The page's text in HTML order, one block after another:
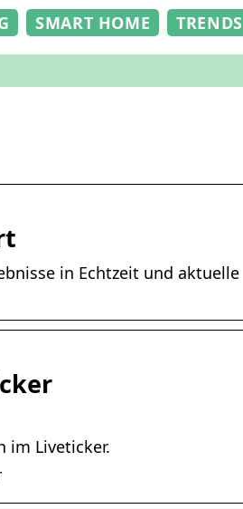
SMART HOME TRENDS
in Echtzeit und aktuelle
im Liveticker.